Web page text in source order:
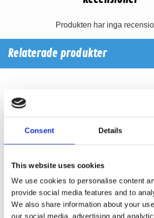
Consent Details
This website uses cookies
We use cookies to personalise content
provide social media features and to
We also share information about your
our social media, advertising and
Produkten har inga
Relaterade produkter
Cerwin-Vega XLS 6 Cerwin-